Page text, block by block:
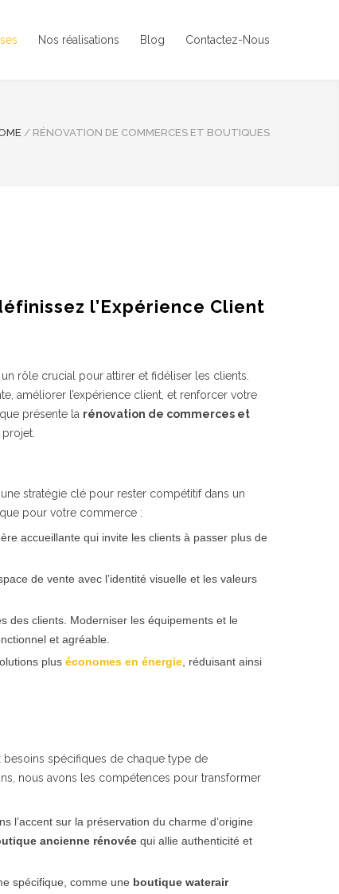
Nos réalisations Blog Contactez-Nous
/ RÉNOVATION DE COMMERCES ET BOUTIQUES
l’Expérience Client
rôle crucial pour attirer et fidéliser les clients.
améliorer l’expérience client, et renforcer votre
présente la rénovation de commerces et
une stratégie clé pour rester compétitif dans un
pour votre commerce :
accueillante qui invite les clients à passer plus de
de vente avec l’identité visuelle et les valeurs
des clients. Moderniser les équipements et le
et agréable.
plus économes en énergie , réduisant ainsi
besoins spécifiques de chaque type de
nous avons les compétences pour transformer
l’accent sur la préservation du charme d’origine
ancienne rénovée qui allie authenticité et
spécifique, comme une boutique waterair